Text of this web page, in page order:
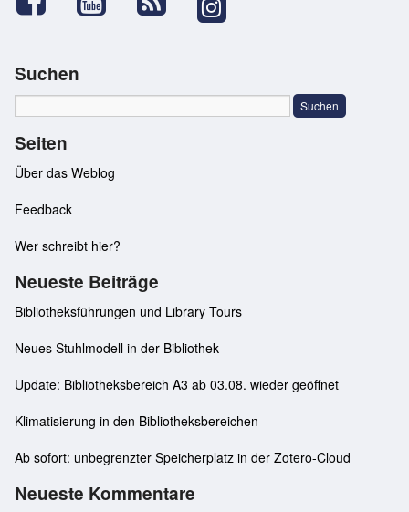
Suchen
Seiten
Über das Weblog
Feedback
Wer schreibt hier?
Neueste Beiträge
Bibliotheksführungen und Library Tours
Neues Stuhlmodell in der Bibliothek
Update: Bibliotheksbereich A3 ab 03.08. wieder geöffnet
Klimatisierung in den Bibliotheksbereichen
Ab sofort: unbegrenzter Speicherplatz in der Zotero-Cloud
Neueste Kommentare